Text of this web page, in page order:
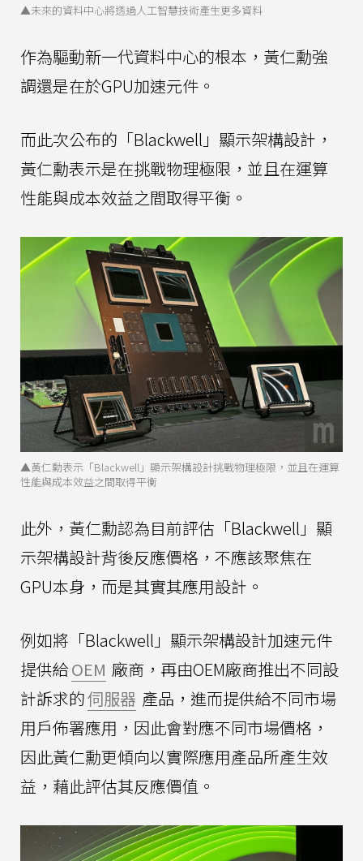
▲未來的資料中心將透過人工智慧技術產生更多資料
作為驅動新一代資料中心的根本，黃仁勳強
調還是在於GPU加速元件。
而此次公布的「Blackwell」顯示架構設計，
黃仁勳表示是在挑戰物理極限，並且在運算
性能與成本效益之間取得平衡。
▲黃仁勳表示「Blackwell」顯示架構設計挑戰物理極限，並且在運算
性能與成本效益之間取得平衡
此外，黃仁勳認為目前評估「Blackwell」顯
示架構設計背後反應價格，不應該聚焦在
GPU本身，而是其實其應用設計。
例如將「Blackwell」顯示架構設計加速元件
提供給OEM 廠商，再由OEM廠商推出不同設
計訴求的伺服器 產品，進而提供給不同市場
用戶佈署應用，因此會對應不同市場價格，
因此黃仁勳更傾向以實際應用產品所產生效
益，藉此評估其反應價值。